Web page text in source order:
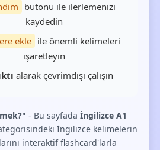
butonu ile ilerlemenizi
kaydedin
ekle ile önemli kelimeleri
işaretleyin
alarak çevrimdışı çalışın
- Bu sayfadaİngilizce A1
İngilizce kelimelerin
interaktif flashcard'larla